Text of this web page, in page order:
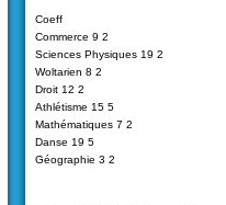
Coeff
Commerce 9 2
Sciences Physiques 19 2
Woltarien 8 2
Droit 12 2
Athlétisme 15 5
Mathématiques 7 2
Danse 19 5
Géographie 3 2